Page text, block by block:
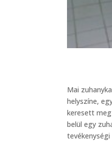
Mai
helyszíne,
keresett
belül egy